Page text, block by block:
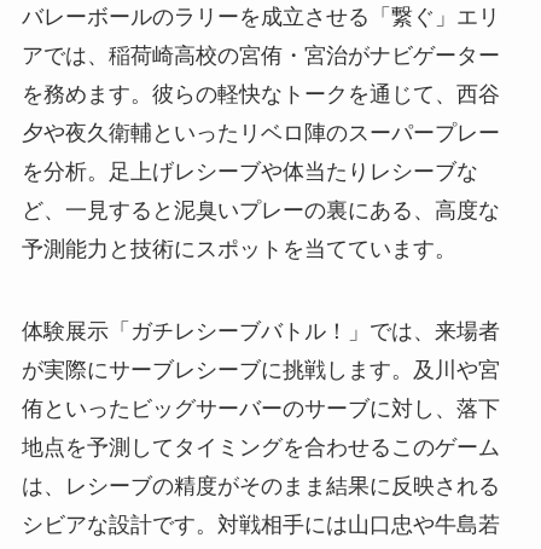
バレーボールのラリーを成立させる「繋ぐ」エリ
アでは、稲荷崎高校の宮侑・宮治がナビゲーター
を務めます。彼らの軽快なトークを通じて、西谷
夕や夜久衛輔といったリベロ陣のスーパープレー
を分析。足上げレシーブや体当たりレシーブな
ど、一見すると泥臭いプレーの裏にある、高度な
予測能力と技術にスポットを当てています。
体験展示「ガチレシーブバトル！」では、来場者
が実際にサーブレシーブに挑戦します。及川や宮
侑といったビッグサーバーのサーブに対し、落下
地点を予測してタイミングを合わせるこのゲーム
は、レシーブの精度がそのまま結果に反映される
シビアな設計です。対戦相手には山口忠や牛島若